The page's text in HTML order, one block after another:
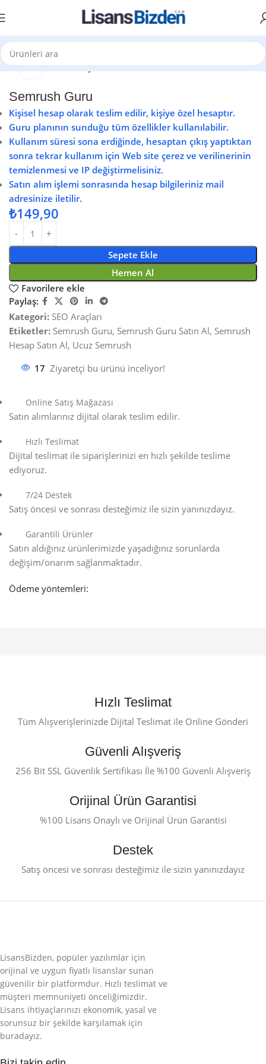
Ana Sayfa SEO Araçları
Büyütmek için tıklayın
Semrush Guru
Kişisel hesap olarak teslim edilir, kişiye özel hesaptır.
Guru planının sunduğu tüm özellikler kullanılabilir.
Kullanım süresi sona erdiğinde, hesaptan çıkış yaptıktan
sonra tekrar kullanım için Web site çerez ve verilinerinin
temizlenmesi ve IP değiştirmelisiniz.
Satın alım işlemi sonrasında hesap bilgileriniz mail
adresinize iletilir.
₺149,90
Sepete Ekle
Hemen Al
Favorilere ekle
Paylaş:
Kategori: SEO Araçları
Etiketler: Semrush Guru, Semrush Guru Satın Al, Semrush
Hesap Satın Al, Ucuz Semrush
17 Ziyaretçi bu ürünü inceliyor!
Online Satış Mağazası
Satın alımlarınız dijital olarak teslim edilir.
Hızlı Teslimat
Dijital teslimat ile siparişlerinizi en hızlı şekilde teslime
ediyoruz.
7/24 Destek
Satış öncesi ve sonrası desteğimiz ile sizin yanınızdayız.
Garantili Ürünler
Satın aldığınız ürünlerimizde yaşadığınız sorunlarda
değişim/onarım sağlanmaktadır.
Ödeme yöntemleri:
Hızlı Teslimat
Tüm Alışverişlerinizde Dijital Teslimat ile Online Gönderi
Güvenli Alışveriş
256 Bit SSL Güvenlik Sertifikası İle %100 Güvenli Alışveriş
Orijinal Ürün Garantisi
%100 Lisans Onaylı ve Orijinal Ürün Garantisi
Destek
Satış öncesi ve sonrası desteğimiz ile sizin yanınızdayız
LisansBizden, popüler yazılımlar için
orijinal ve uygun fiyatlı lisanslar sunan
güvenilir bir platformdur. Hızlı teslimat ve
müşteri memnuniyeti önceliğimizdir.
Lisans ihtiyaçlarınızı ekonomik, yasal ve
sorunsuz bir şekilde karşılamak için
buradayız.